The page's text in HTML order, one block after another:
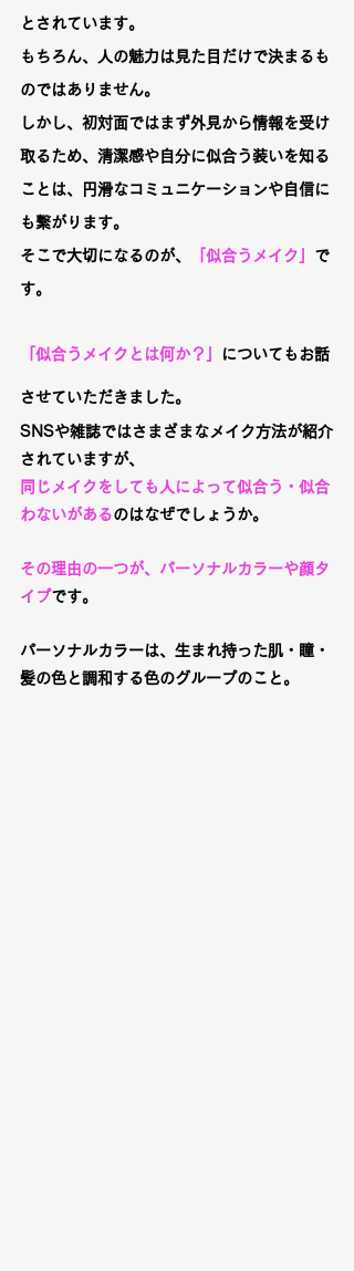
とされています。
もちろん、人の魅力は見た目だけで決まるも
のではありません。
しかし、初対面ではまず外見から情報を受け
取るため、清潔感や自分に似合う装いを知る
ことは、円滑なコミュニケーションや自信に
も繋がります。
そこで大切になるのが、 「似合うメイク」 で
す。
「似合うメイクとは何か？」 についてもお話
させていただきました。
SNSや雑誌ではさまざまなメイク方法が紹介
されていますが、
同じメイクをしても人によって似合う・似合
わないがあるのはなぜでしょうか。
その理由の一つが、パーソナルカラーや顔タ
イプです。
パーソナルカラーは、生まれ持った肌・瞳・
髪の色と調和する色のグループのこと。